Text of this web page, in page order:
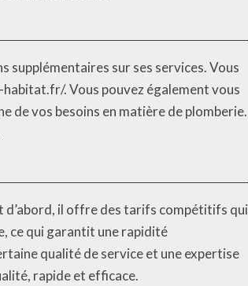
sur ses services. Vous
. Vous pouvez également vous
de vos besoins en matière de plomberie.
d’abord, il offre des tarifs compétitifs qui
ce qui garantit une rapidité
qualité de service et une expertise
rapide et efficace.